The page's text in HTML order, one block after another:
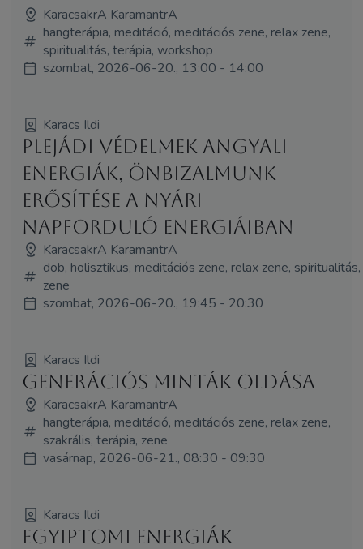
KaracsakrA KaramantrA
hangterápia, meditáció, meditációs zene, relax zene,
spiritualitás, terápia, workshop
szombat, 2026-06-20., 13:00 - 14:00
Karacs Ildi
Plejádi védelmek angyali
energiák, önbizalmunk
erősítése a nyári
napforduló energiáiban
KaracsakrA KaramantrA
dob, holisztikus, meditációs zene, relax zene, spiritualitás,
zene
szombat, 2026-06-20., 19:45 - 20:30
Karacs Ildi
Generációs minták oldása
KaracsakrA KaramantrA
hangterápia, meditáció, meditációs zene, relax zene,
szakrális, terápia, zene
vasárnap, 2026-06-21., 08:30 - 09:30
Karacs Ildi
Egyiptomi energiák